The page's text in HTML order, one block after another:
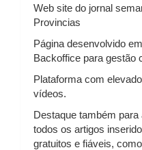
Web site do jornal
Provincias
Página desenvolvido
Backoffice para gestão
Plataforma com
vídeos.
Destaque também
todos os artigos
gratuitos e fiáveis,